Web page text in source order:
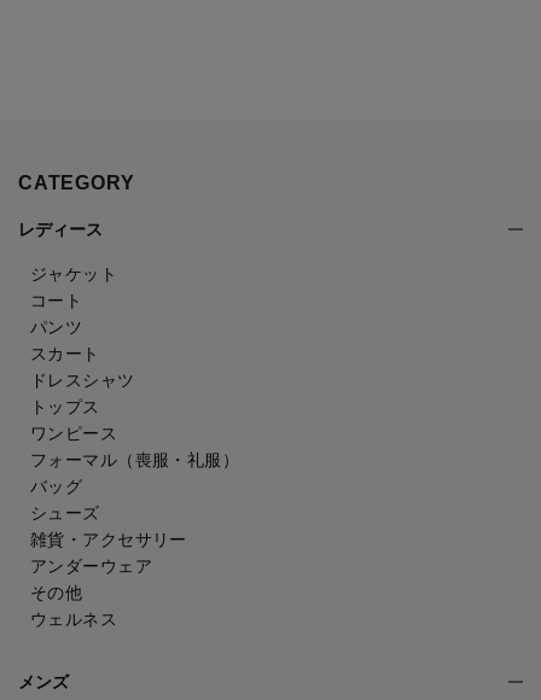
CATEGORY
レディース
ジャケット
コート
パンツ
スカート
ドレスシャツ
トップス
ワンピース
フォーマル（喪服・礼服）
バッグ
シューズ
雑貨・アクセサリー
アンダーウェア
その他
ウェルネス
メンズ